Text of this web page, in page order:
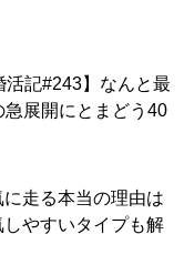
活記#243】なんと最
展開にとまどう40
に走る本当の理由は
やすいタイプも解